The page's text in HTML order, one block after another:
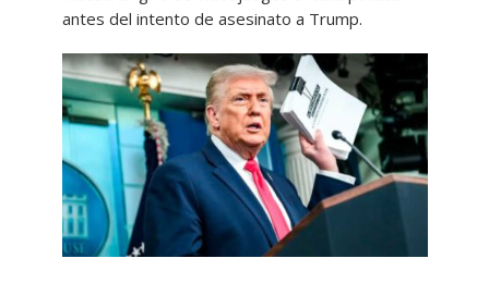
antes del intento de asesinato a Trump.